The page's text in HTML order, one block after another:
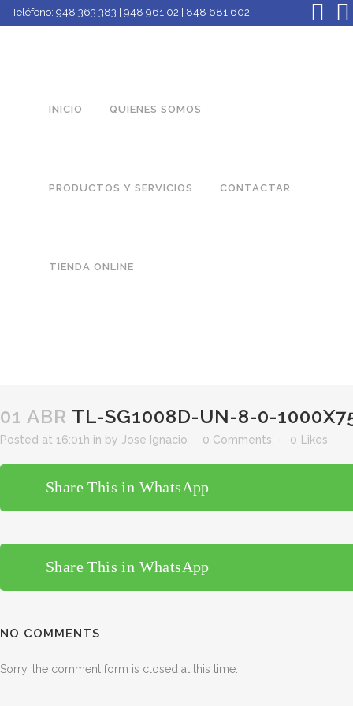
Teléfono: 948 363 383 | 948 961 02 | 848 681 602
INICIO QUIENES SOMOS
PRODUCTOS Y SERVICIOS CONTACTAR
TIENDA ONLINE
01 ABR TL-SG1008D-UN-8-0-
Posted at 16:01h in by Jose Ignacio 0 Comments 0 Likes
Share This in WhatsApp
Share This in WhatsApp
NO COMMENTS
Sorry, the comment form is closed at this time.